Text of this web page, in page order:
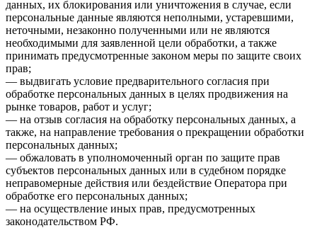
данных, их блокирования или уничтожения в случае, если
персональные данные являются неполными, устаревшими,
неточными, незаконно полученными или не являются
необходимыми для заявленной цели обработки, а также
принимать предусмотренные законом меры по защите своих
прав;
— выдвигать условие предварительного согласия при
обработке персональных данных в целях продвижения на
рынке товаров, работ и услуг;
— на отзыв согласия на обработку персональных данных, а
также, на направление требования о прекращении обработки
персональных данных;
— обжаловать в уполномоченный орган по защите прав
субъектов персональных данных или в судебном порядке
неправомерные действия или бездействие Оператора при
обработке его персональных данных;
— на осуществление иных прав, предусмотренных
законодательством РФ.